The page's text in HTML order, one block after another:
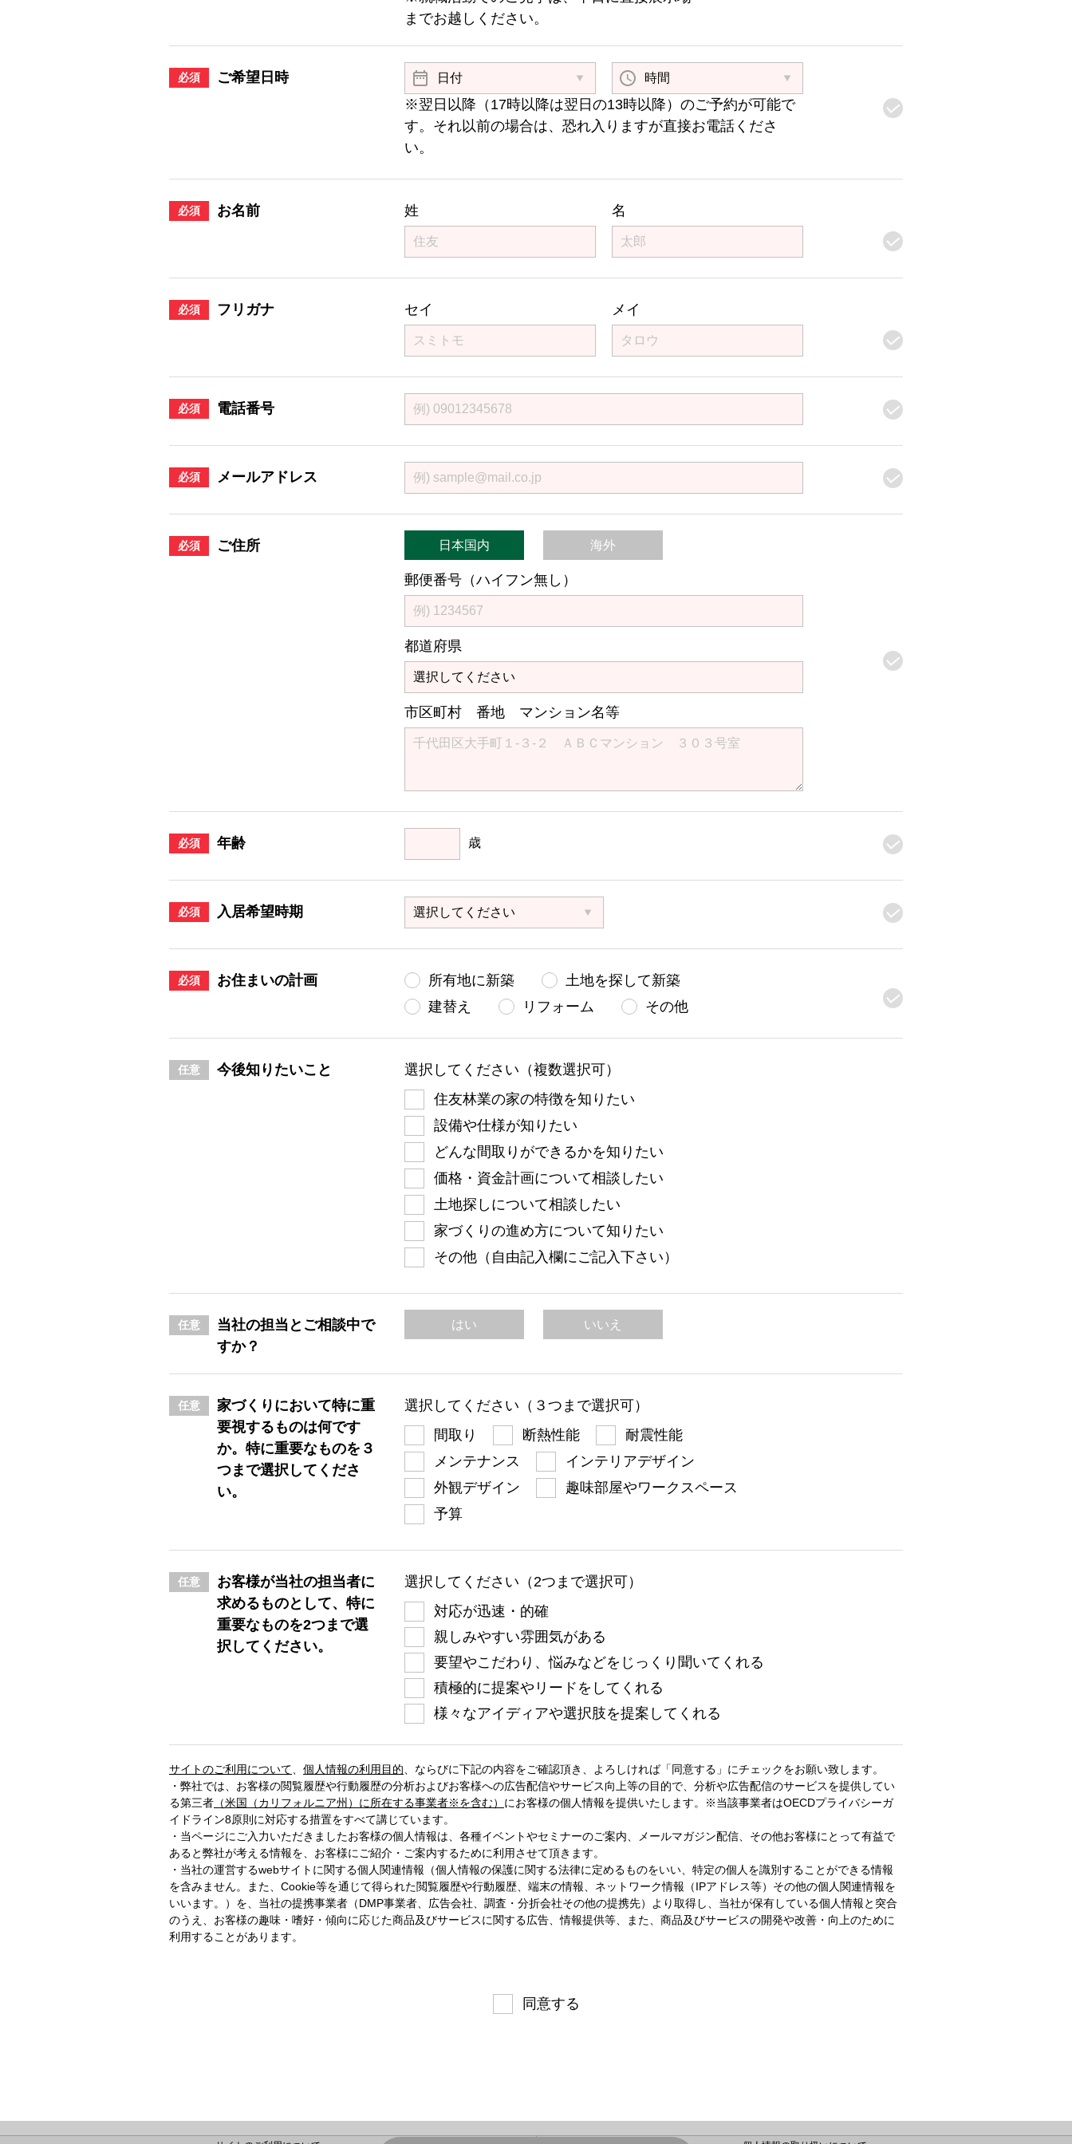
までお越しください。
ご希望日時
必須
※翌日以降（17時以降は翌日の13時以降）のご予約が可能で
す。それ以前の場合は、恐れ入りますが直接お電話くださ
い。
お名前
必須 姓 名
フリガナ
必須 セイ メイ
電話番号
必須
メールアドレス
必須
ご住所
必須 日本国内 海外
郵便番号（ハイフン無し）
都道府県
市区町村 番地 マンション名等
年齢
必須 歳
入居希望時期
必須
お住まいの計画
必須 所有地に新築
土地を探して新築
建替え
リフォーム その他
今後知りたいこと
任意
選択してください（複数選択可）
住友林業の家の特徴を知りたい
設備や仕様が知りたい
どんな間取りができるかを知りたい
価格・資金計画について相談したい
土地探しについて相談したい
家づくりの進め方について知りたい
その他（自由記入欄にご記入下さい）
当社の担当とご相談中で
すか？
任意 はい いいえ
家づくりにおいて特に重
要視するものは何です
か。特に重要なものを３
つまで選択してくださ
い。
任意
選択してください（３つまで選択可）
間取り
断熱性能
耐震性能
メンテナンス
インテリアデザイン
外観デザイン
趣味部屋やワークスペース
予算
お客様が当社の担当者に
求めるものとして、特に
重要なものを2つまで選
択してください。
任意
選択してください（2つまで選択可）
対応が迅速・的確
親しみやすい雰囲気がある
要望やこだわり、悩みなどをじっくり聞いてくれる
積極的に提案やリードをしてくれる
様々なアイディアや選択肢を提案してくれる
サイトのご利用について、 個人情報の利用目的、 ならびに下記の内容をご確認頂き、よろしければ「同意する」にチェックをお願い致します。
・弊社では、お客様の閲覧履歴や行動履歴の分析およびお客様への広告配信やサービス向上等の目的で、分析や広告配信のサービスを提供してい
る第三者 （米国（カリフォルニア州）に所在する事業者※を含む） にお客様の個人情報を提供いたします。※当該事業者はOECDプライバシーガ
イドライン8原則に対応する措置をすべて講じています。
・当ページにご入力いただきましたお客様の個人情報は、各種イベントやセミナーのご案内、メールマガジン配信、その他お客様にとって有益で
あると弊社が考える情報を、お客様にご紹介・ご案内するために利用させて頂きます。
・当社の運営するwebサイトに関する個人関連情報（個人情報の保護に関する法律に定めるものをいい、特定の個人を識別することができる情報
を含みません。また、Cookie等を通じて得られた閲覧履歴や行動履歴、端末の情報、ネットワーク情報（IPアドレス等）その他の個人関連情報を
いいます。）を、当社の提携事業者（DMP事業者、広告会社、調査・分折会社その他の提携先）より取得し、当社が保有している個人情報と突合
のうえ、お客様の趣味・嗜好・傾向に応じた商品及びサービスに関する広告、情報提供等、また、商品及びサービスの開発や改善・向上のために
利用することがあります。
同意する